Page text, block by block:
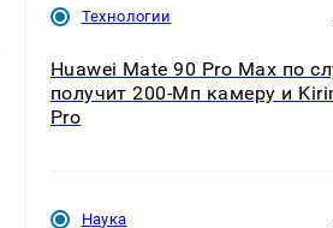
Технологии
Huawei Mate 90 Pro Max по
получит 200-Мп камеру и
Pro
Наука